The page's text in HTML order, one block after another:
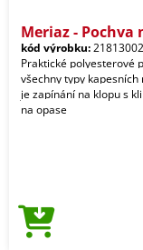
Meriaz - Pochva
kód výrobku:
Praktické polyesterové
všechny typy kapesních
je zapínání na klopu s
na opase